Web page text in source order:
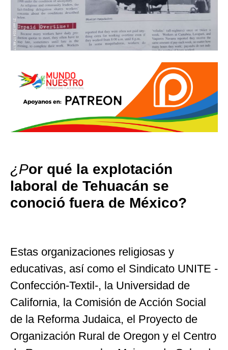
¿Por qué la explotación
laboral de Tehuacán se
conoció fuera de México?
Estas organizaciones religiosas y
educativas, así como el Sindicato UNITE -
Confección-Textil-, la Universidad de
California, la Comisión de Acción Social
de la Reforma Judaica, el Proyecto de
Organización Rural de Oregon y el Centro